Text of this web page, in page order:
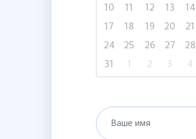
10
11 12 13 14
17
18 19 20 21
24
25 26 27 28
31
1 2 3 4
Ваше имя